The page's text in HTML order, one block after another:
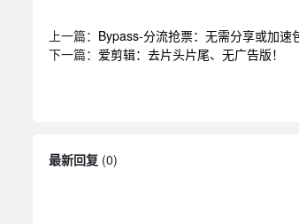
上一篇： Bypass-分流抢票：无需分享或加速
下一篇： 爱剪辑：去片头片尾、无广告版！
最新回复(0)